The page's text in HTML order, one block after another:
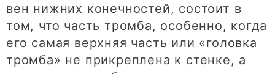
вен нижних конечностей, состоит в
том, что часть тромба, особенно, когда
его самая верхняя часть или «головка
тромба» не прикреплена к стенке, а